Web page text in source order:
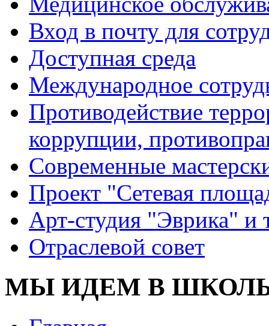
Вход в почту для
Доступная среда
Международное
Противодействие
коррупции,
Современные
Проект "Сетевая
Арт-студия "Эврика" и
Отраслевой совет
МЫ ИДЕМ В